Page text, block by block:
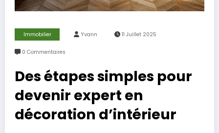
Immobilier Yvann 11 Juillet 2025
0 Commentaires
Des étapes simples pour
devenir expert en
décoration d’intérieur